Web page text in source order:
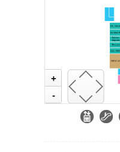
+
-